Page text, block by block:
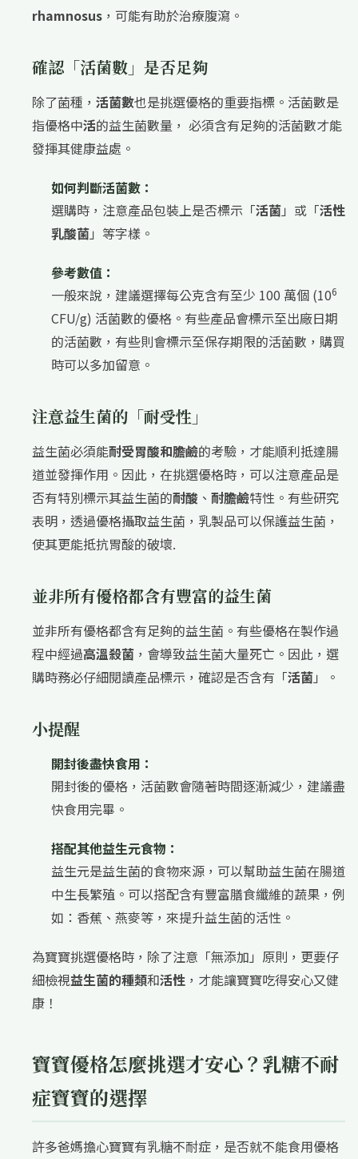
rhamnosus ，可能有助於治療腹瀉。
確認「活菌數」是否足夠
除了菌種， 活菌數也是挑選優格的重要指標。活菌數是
指優格中活的益生菌數量， 必須含有足夠的活菌數才能
發揮其健康益處。
如何判斷活菌數：
選購時，注意產品包裝上是否標示「活菌」或「活性
乳酸菌」等字樣。
參考數值：
一般來說，建議選擇每公克含有至少 100 萬個 (106
CFU/g) 活菌數的優格。有些產品會標示至出廠日期
的活菌數，有些則會標示至保存期限的活菌數，購買
時可以多加留意。
注意益生菌的「耐受性」
益生菌必須能耐受胃酸和膽鹼的考驗，才能順利抵達腸
道並發揮作用。因此，在挑選優格時，可以注意產品是
否有特別標示其益生菌的耐酸 、 耐膽鹼特性。有些研究
表明，透過優格攝取益生菌，乳製品可以保護益生菌，
使其更能抵抗胃酸的破壞.
並非所有優格都含有豐富的益生菌
並非所有優格都含有足夠的益生菌。有些優格在製作過
程中經過高溫殺菌 ，會導致益生菌大量死亡。因此，選
購時務必仔細閱讀產品標示，確認是否含有「活菌」。
小提醒
開封後盡快食用：
開封後的優格，活菌數會隨著時間逐漸減少，建議盡
快食用完畢。
搭配其他益生元食物：
益生元是益生菌的食物來源，可以幫助益生菌在腸道
中生長繁殖。可以搭配含有豐富膳食纖維的蔬果，例
如：香蕉、燕麥等，來提升益生菌的活性。
為寶寶挑選優格時，除了注意「無添加」原則，更要仔
細檢視益生菌的種類和活性 ，才能讓寶寶吃得安心又健
康！
寶寶優格怎麼挑選才安心？乳糖不耐
症寶寶的選擇
許多爸媽擔心寶寶有乳糖不耐症，是否就不能食用優格